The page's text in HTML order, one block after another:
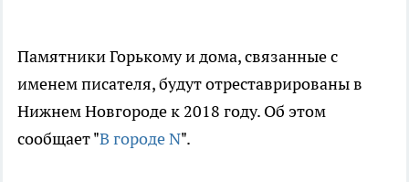
Памятники Горькому и дома, связанные с
именем писателя, будут отреставрированы в
Нижнем Новгороде к 2018 году. Об этом
сообщает "В городе N".